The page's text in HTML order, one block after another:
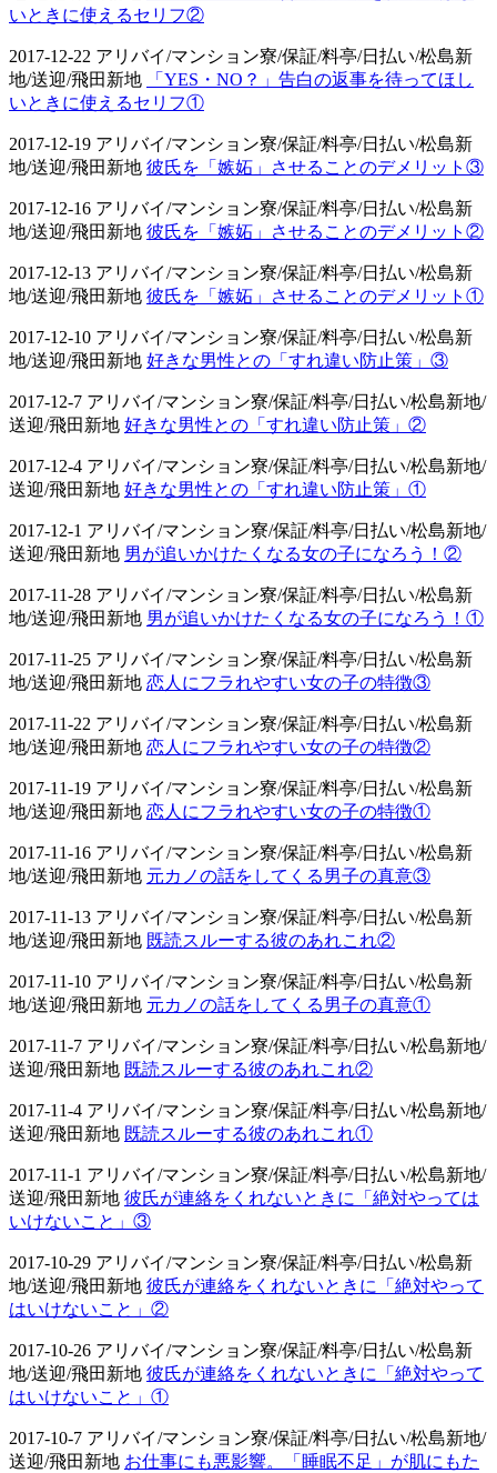
いときに使えるセリフ②
2017-12-22 アリバイ/マンション寮/保証/料亭/日払い/松島新
地/送迎/飛田新地
「YES・NO？」告白の返事を待ってほし
いときに使えるセリフ①
2017-12-19 アリバイ/マンション寮/保証/料亭/日払い/松島新
地/送迎/飛田新地 彼氏を「嫉妬」させることのデメリット③
2017-12-16 アリバイ/マンション寮/保証/料亭/日払い/松島新
地/送迎/飛田新地 彼氏を「嫉妬」させることのデメリット②
2017-12-13 アリバイ/マンション寮/保証/料亭/日払い/松島新
地/送迎/飛田新地 彼氏を「嫉妬」させることのデメリット①
2017-12-10 アリバイ/マンション寮/保証/料亭/日払い/松島新
地/送迎/飛田新地 好きな男性との「すれ違い防止策」③
2017-12-7 アリバイ/マンション寮/保証/料亭/日払い/松島新地/
送迎/飛田新地 好きな男性との「すれ違い防止策」②
2017-12-4 アリバイ/マンション寮/保証/料亭/日払い/松島新地/
送迎/飛田新地 好きな男性との「すれ違い防止策」①
2017-12-1 アリバイ/マンション寮/保証/料亭/日払い/松島新地/
送迎/飛田新地 男が追いかけたくなる女の子になろう！②
2017-11-28 アリバイ/マンション寮/保証/料亭/日払い/松島新
地/送迎/飛田新地 男が追いかけたくなる女の子になろう！①
2017-11-25 アリバイ/マンション寮/保証/料亭/日払い/松島新
地/送迎/飛田新地 恋人にフラれやすい女の子の特徴③
2017-11-22 アリバイ/マンション寮/保証/料亭/日払い/松島新
地/送迎/飛田新地 恋人にフラれやすい女の子の特徴②
2017-11-19 アリバイ/マンション寮/保証/料亭/日払い/松島新
地/送迎/飛田新地 恋人にフラれやすい女の子の特徴①
2017-11-16 アリバイ/マンション寮/保証/料亭/日払い/松島新
地/送迎/飛田新地 元カノの話をしてくる男子の真意③
2017-11-13 アリバイ/マンション寮/保証/料亭/日払い/松島新
地/送迎/飛田新地 既読スルーする彼のあれこれ②
2017-11-10 アリバイ/マンション寮/保証/料亭/日払い/松島新
地/送迎/飛田新地 元カノの話をしてくる男子の真意①
2017-11-7 アリバイ/マンション寮/保証/料亭/日払い/松島新地/
送迎/飛田新地 既読スルーする彼のあれこれ②
2017-11-4 アリバイ/マンション寮/保証/料亭/日払い/松島新地/
送迎/飛田新地 既読スルーする彼のあれこれ①
2017-11-1 アリバイ/マンション寮/保証/料亭/日払い/松島新地/
送迎/飛田新地 彼氏が連絡をくれないときに「絶対やっては
いけないこと」③
2017-10-29 アリバイ/マンション寮/保証/料亭/日払い/松島新
地/送迎/飛田新地 彼氏が連絡をくれないときに「絶対やって
はいけないこと」②
2017-10-26 アリバイ/マンション寮/保証/料亭/日払い/松島新
地/送迎/飛田新地 彼氏が連絡をくれないときに「絶対やって
はいけないこと」①
2017-10-7 アリバイ/マンション寮/保証/料亭/日払い/松島新地/
送迎/飛田新地 お仕事にも悪影響。「睡眠不足」が肌にもた